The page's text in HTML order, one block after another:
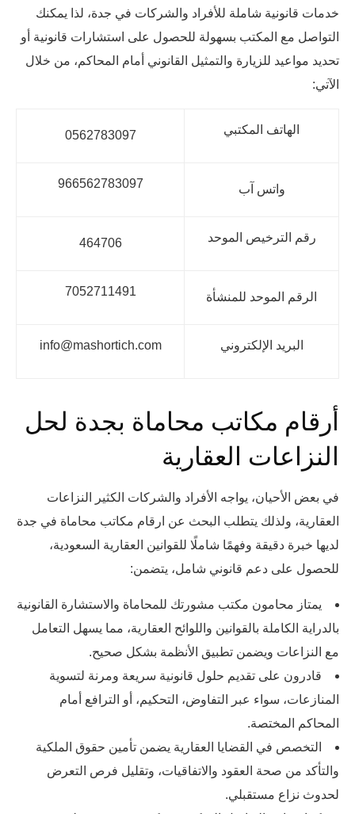
خدمات قانونية شاملة للأفراد والشركات في جدة، لذا يمكنك
التواصل مع المكتب بسهولة للحصول على استشارات قانونية أو
تحديد مواعيد للزيارة والتمثيل القانوني أمام المحاكم، من خلال
الآتي:
الهاتف المكتبي 0562783097
واتس آب 966562783097
رقم الترخيص الموحد 464706
الرقم الموحد للمنشأة 7052711491
البريد الإلكتروني info@mashortich.com
أرقام مكاتب محاماة بجدة لحل
النزاعات العقارية
في بعض الأحيان، يواجه الأفراد والشركات الكثير النزاعات
العقارية، ولذلك يتطلب البحث عن ارقام مكاتب محاماة في جدة
لديها خبرة دقيقة وفهمًا شاملًا للقوانين العقارية السعودية،
للحصول على دعم قانوني شامل، يتضمن:
يمتاز محامون مكتب مشورتك للمحاماة والاستشارة القانونية
بالدراية الكاملة بالقوانين واللوائح العقارية، مما يسهل التعامل
مع النزاعات ويضمن تطبيق الأنظمة بشكل صحيح.
قادرون على تقديم حلول قانونية سريعة ومرنة لتسوية
المنازعات، سواء عبر التفاوض، التحكيم، أو الترافع أمام
المحاكم المختصة.
التخصص في القضايا العقارية يضمن تأمين حقوق الملكية
والتأكد من صحة العقود والاتفاقيات، وتقليل فرص التعرض
لحدوث نزاع مستقبلي.